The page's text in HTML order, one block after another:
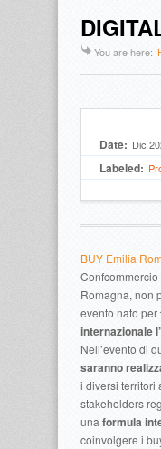
You are here:
Date: Dic
Labeled:
BUY Emilia
Confcommercio
Romagna, non
evento nato per
internazionale
Nell’evento di
saranno
i diversi territori
stakeholders
una formula
coinvolgere i